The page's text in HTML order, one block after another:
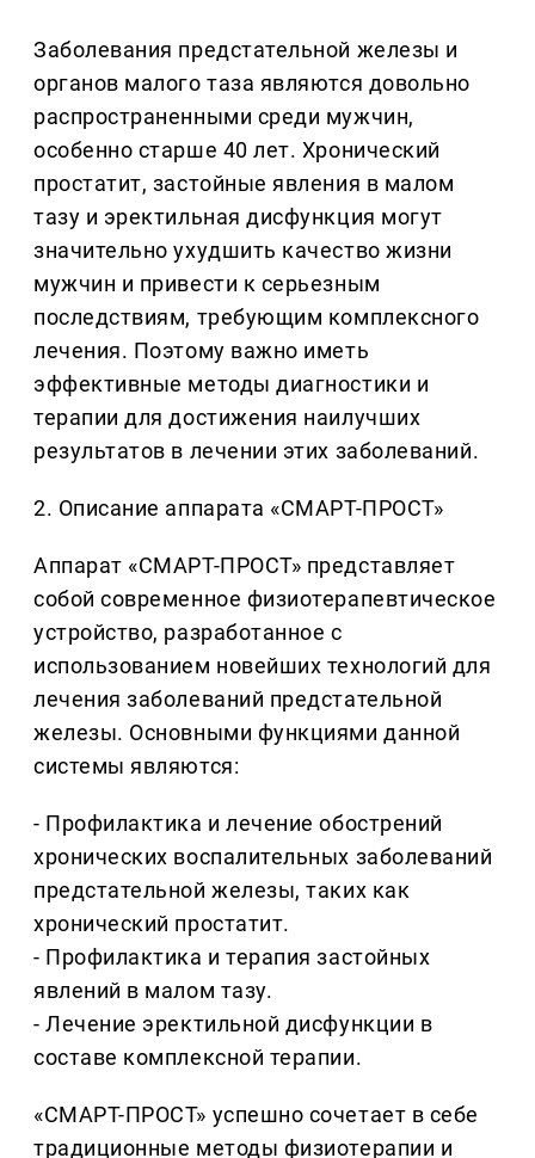
Заболевания предстательной железы и
органов малого таза являются довольно
распространенными среди мужчин,
особенно старше 40 лет. Хронический
простатит, застойные явления в малом
тазу и эректильная дисфункция могут
значительно ухудшить качество жизни
мужчин и привести к серьезным
последствиям, требующим комплексного
лечения. Поэтому важно иметь
эффективные методы диагностики и
терапии для достижения наилучших
результатов в лечении этих заболеваний.
2. Описание аппарата «СМАРТ-ПРОСТ»
Аппарат «СМАРТ-ПРОСТ» представляет
собой современное физиотерапевтическое
устройство, разработанное с
использованием новейших технологий для
лечения заболеваний предстательной
железы. Основными функциями данной
системы являются:
- Профилактика и лечение обострений
хронических воспалительных заболеваний
предстательной железы, таких как
хронический простатит.
- Профилактика и терапия застойных
явлений в малом тазу.
- Лечение эректильной дисфункции в
составе комплексной терапии.
«СМАРТ-ПРОСТ» успешно сочетает в себе
традиционные методы физиотерапии и